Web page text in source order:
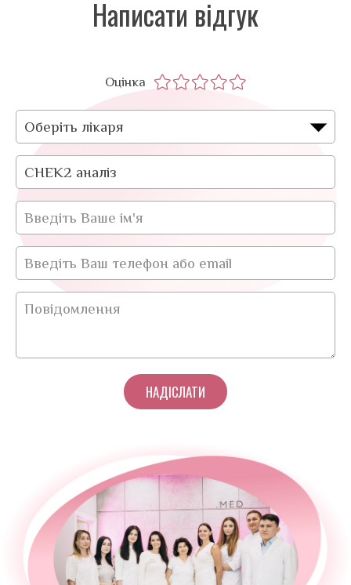
Написати відгук
Оцінка